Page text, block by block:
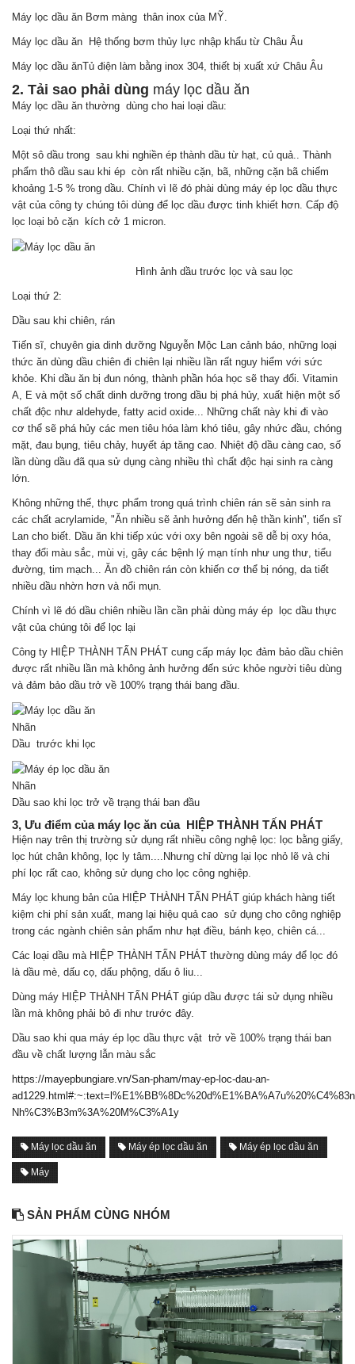
Máy lọc dầu ăn Bơm màng thân inox của MỸ.
Máy lọc dầu ăn Hệ thống bơm thủy lực nhập khẩu từ Châu Âu
Máy lọc dầu ănTủ điện làm bằng inox 304, thiết bị xuất xứ Châu Âu
2. Tải sao phải dùng máy lọc dầu ăn
Máy lọc dầu ăn thường dùng cho hai loại dầu:
Loại thứ nhất:
Một sô dầu trong sau khi nghiền ép thành dầu từ hạt, củ quả.. Thành
phẩm thô dầu sau khi ép còn rất nhiều cặn, bã, những cặn bã chiếm
khoảng 1-5 % trong dầu. Chính vì lẽ đó phài dùng máy ép lọc dầu thực
vật của công ty chúng tôi dùng để lọc dầu được tinh khiết hơn. Cấp độ
lọc loại bỏ cặn kích cở 1 micron.
Hình ảnh dầu trước lọc và sau lọc
Loại thứ 2:
Dầu sau khi chiên, rán
Tiến sĩ, chuyên gia dinh dưỡng Nguyễn Mộc Lan cảnh báo, những loại
thức ăn dùng dầu chiên đi chiên lại nhiều lần rất nguy hiểm với sức
khỏe. Khi dầu ăn bị đun nóng, thành phần hóa học sẽ thay đổi. Vitamin
A, E và một số chất dinh dưỡng trong dầu bị phá hủy, xuất hiện một số
chất độc như aldehyde, fatty acid oxide... Những chất này khi đi vào
cơ thể sẽ phá hủy các men tiêu hóa làm khó tiêu, gây nhức đầu, chóng
mặt, đau bụng, tiêu chảy, huyết áp tăng cao. Nhiệt độ dầu càng cao, số
lần dùng dầu đã qua sử dụng càng nhiều thì chất độc hại sinh ra càng
lớn.
Không những thế, thực phẩm trong quá trình chiên rán sẽ sản sinh ra
các chất acrylamide, "Ăn nhiều sẽ ảnh hưởng đến hệ thần kinh", tiến sĩ
Lan cho biết. Dầu ăn khi tiếp xúc với oxy bên ngoài sẽ dễ bị oxy hóa,
thay đổi màu sắc, mùi vị, gây các bệnh lý mạn tính như ung thư, tiểu
đường, tim mạch... Ăn đồ chiên rán còn khiến cơ thể bị nóng, da tiết
nhiều dầu nhờn hơn và nổi mụn.
Chính vì lẽ đó dầu chiên nhiều lần cần phải dùng máy ép lọc dầu thực
vật của chúng tôi để lọc lại
Công ty HIỆP THÀNH TẤN PHÁT cung cấp máy lọc đảm bảo dầu chiên
được rất nhiều lần mà không ảnh hưởng đến sức khỏe người tiêu dùng
và đảm bảo dầu trở về 100% trạng thái bang đầu.
Nhãn
Dầu trước khi lọc
Nhãn
Dầu sao khi lọc trở về trạng thái ban đầu
3, Ưu điểm của máy lọc ăn của HIỆP THÀNH TẤN PHÁT
Hiện nay trên thị trường sử dụng rất nhiều công nghệ lọc: lọc bằng giấy,
lọc hút chân không, lọc ly tâm....Nhưng chỉ dừng lại lọc nhỏ lẽ và chi
phí lọc rất cao, không sử dụng cho lọc công nghiệp.
Máy lọc khung bản của HIỆP THÀNH TẤN PHÁT giúp khách hàng tiết
kiệm chi phí sản xuất, mang lại hiệu quả cao sử dụng cho công nghiệp
trong các ngành chiên sản phẩm như hạt điều, bánh kẹo, chiên cá...
Các loại dầu mà HIỆP THÀNH TẤN PHÁT thường dùng máy để lọc đó
là dầu mè, dấu cọ, dấu phộng, dấu ô liu...
Dùng máy HIỆP THÀNH TẤN PHÁT giúp dầu được tái sử dụng nhiều
lần mà không phải bỏ đi như trước đây.
Dầu sao khi qua máy ép lọc dầu thực vật trở về 100% trạng thái ban
đầu về chất lượng lẫn màu sắc
https://mayepbungiare.vn/San-pham/may-ep-loc-dau-an-
Nh%C3%B3m%3A%20M%C3%A1y
Máy lọc dầu ăn Máy ép lọc dầu ăn Máy ép lọc dầu ăn
Máy
SẢN PHẨM CÙNG NHÓM